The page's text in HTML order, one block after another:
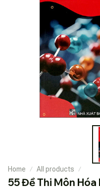
Home All products
55 Đề Thi Môn